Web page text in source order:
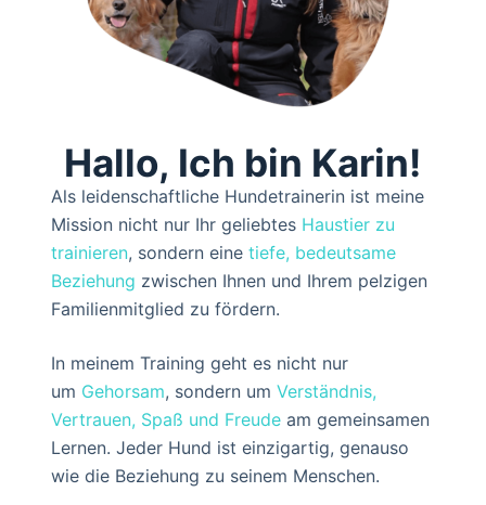
Hallo, Ich bin Karin!
Als leidenschaftliche Hundetrainerin ist meine
Mission nicht nur Ihr geliebtes Haustier zu
trainieren, sondern eine tiefe, bedeutsame
Beziehung zwischen Ihnen und Ihrem pelzigen
Familienmitglied zu fördern.
In meinem Training geht es nicht nur
um Gehorsam, sondern um Verständnis,
Vertrauen, Spaß und Freudeam gemeinsamen
Lernen. Jeder Hund ist einzigartig, genauso
wie die Beziehung zu seinem Menschen.